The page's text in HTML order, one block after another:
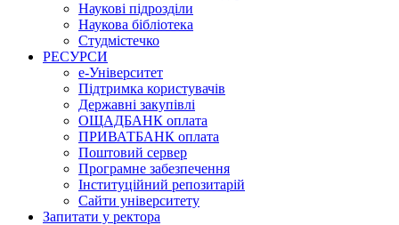
Наукові підрозділи
Наукова бібліотека
Студмістечко
РЕСУРСИ
е-Університет
Підтримка користувачів
Державні закупівлі
ОЩАДБАНК оплата
ПРИВАТБАНК оплата
Поштовий сервер
Програмне забезпечення
Інституційний репозитарій
Сайти університету
Запитати у ректора